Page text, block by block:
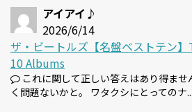
アイアイ♪
2026/6/14
ザ・ビートルズ【名盤ベストテン】
10 Albums
これに関して正しい答えはあり得ませ
く問題ないかと。 ワタクシにとってのナ...